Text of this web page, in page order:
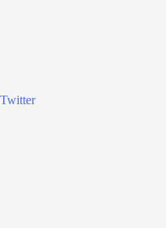
Twitter